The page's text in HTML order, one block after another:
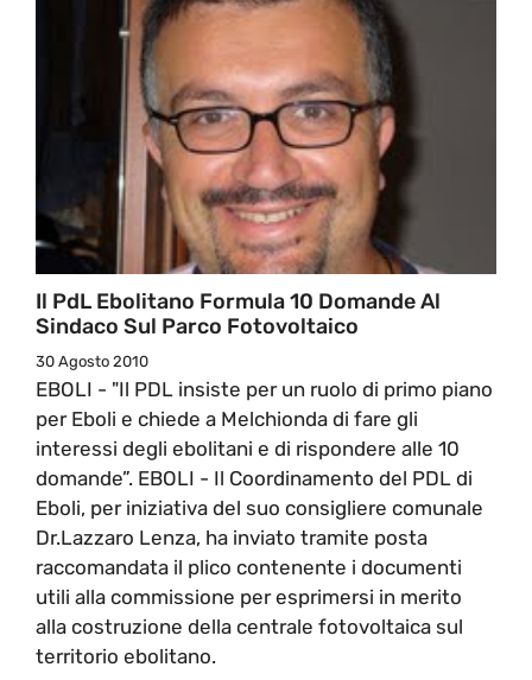
Il PdL Ebolitano Formula 10 Domande Al
Sindaco Sul Parco Fotovoltaico
30 Agosto 2010
EBOLI - "Il PDL insiste per un ruolo di primo piano
per Eboli e chiede a Melchionda di fare gli
interessi degli ebolitani e di rispondere alle 10
domande”. EBOLI - Il Coordinamento del PDL di
Eboli, per iniziativa del suo consigliere comunale
Dr.Lazzaro Lenza, ha inviato tramite posta
raccomandata il plico contenente i documenti
utili alla commissione per esprimersi in merito
alla costruzione della centrale fotovoltaica sul
territorio ebolitano.